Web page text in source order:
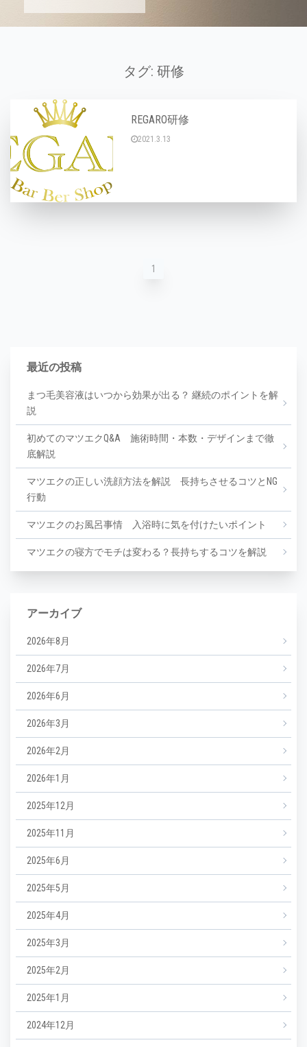
タグ: 研修
REGARO研修
2021.3.13
1
最近の投稿
まつ毛美容液はいつから効果が出る？ 継続のポイントを解
説
初めてのマツエクQ&A 施術時間・本数・デザインまで徹
底解説
マツエクの正しい洗顔方法を解説 長持ちさせるコツとNG
行動
マツエクのお風呂事情 入浴時に気を付けたいポイント
マツエクの寝方でモチは変わる？長持ちするコツを解説
アーカイブ
2026年8月
2026年7月
2026年6月
2026年3月
2026年2月
2026年1月
2025年12月
2025年11月
2025年6月
2025年5月
2025年4月
2025年3月
2025年2月
2025年1月
2024年12月